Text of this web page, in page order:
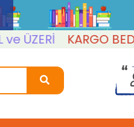
KARGO BEDAVA